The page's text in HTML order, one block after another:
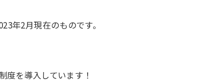
年2月現在のものです。
を導入しています！